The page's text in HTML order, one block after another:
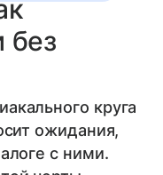
без
круга
ожидания,
с ними.